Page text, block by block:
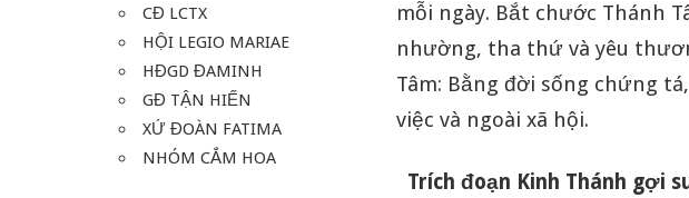
CĐ LCTX
HỘI LEGIO MARIAE
HĐGD ĐAMINH
GĐ TẬN HIẾN
XỨ ĐOÀN FATIMA
NHÓM CẮM HOA
mỗi ngày. Bắt chước Thánh
nhường, tha thứ và yêu
Tâm: Bằng đời sống chứng
việc và ngoài xã hội.
Trích đoạn Kinh Thánh gợi